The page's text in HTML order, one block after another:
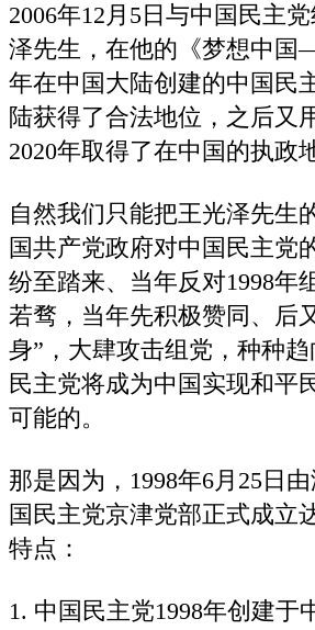
2006年12月5日与中国民主
泽先生，在他的《梦想中
年在中国大陆创建的中国民
陆获得了合法地位，之后又
2020年取得了在中国的执政
自然我们只能把王光泽先生
国共产党政府对中国民主党
纷至踏来、当年反对1998年
若骛，当年先积极赞同、后
身”，大肆攻击组党，种种
民主党将成为中国实现和平
可能的。
那是因为，1998年6月25日
国民主党京津党部正式成立
特点：
1. 中国民主党1998年创建于